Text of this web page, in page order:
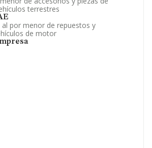
terrestres
por menor de repuestos y
de motor